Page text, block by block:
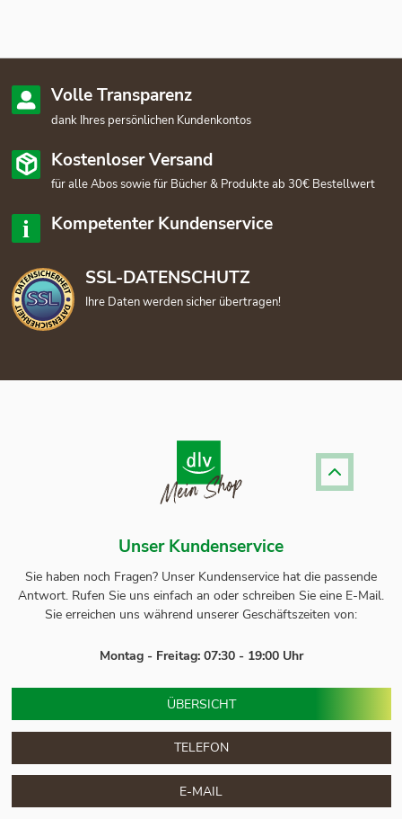
Volle Transparenz
dank Ihres persönlichen Kundenkontos
Kostenloser Versand
für alle Abos sowie für Bücher & Produkte ab 30€ Bestellwert
Kompetenter Kundenservice
SSL-DATENSCHUTZ
Ihre Daten werden sicher übertragen!
Unser Kundenservice
Sie haben noch Fragen? Unser Kundenservice hat die passende
Antwort. Rufen Sie uns einfach an oder schreiben Sie eine E-Mail.
Sie erreichen uns während unserer Geschäftszeiten von:
Montag - Freitag: 07:30 - 19:00 Uhr
ÜBERSICHT
TELEFON
E-MAIL